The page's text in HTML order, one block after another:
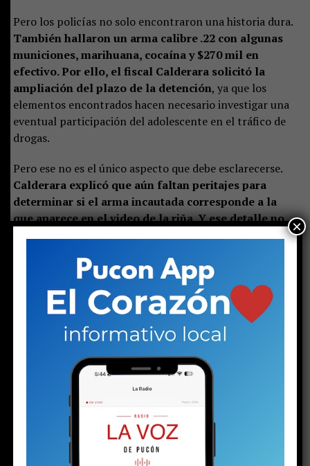
Pero los policías no solo encontraron una historia dura.
También hallaron un arma calibre .22 con algunas
municiones, marihuana, cocaína y $270 mil en
efectivo. Por ello, el fiscal Calderara solicitó la
ampliación del plazo de la detención, ya que los
elementos encontrados hacen necesario investigar una
eventual participación del adolescente en el tráfico de
drogas.
Pero ese no es el único aspecto que debe esclarecerse.
Calderara explicó que aún faltan peritajes para
determinar si el arma incautada corresponde a la
que aparece en el video de la riña. Y ese detalle no
es menor, porque las implicancias podrían hacer que
a disparo injustificado o, incluso, a homicidio
frustrado. Por ello, y pese a la oposición de la defensa,
la jueza accedió a ampliar la detención hasta el próximo
viernes al mediodía.
internación provisoria en Cholchol.Allí, en
dependencias del Servicio Nacional de Reinserción
Social Juvenil, esperará lo que la justicia resuelva el
viernes en una causa que podría marcar el resto de
su vida. Pero quizás no todo esté perdido para ese
niño y pueda en este proceso reinsertarse y, tal como
×